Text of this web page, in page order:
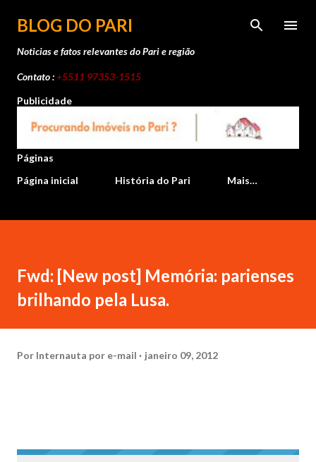
Pular para o conteúdo principal
BLOG DO PARI
Noticias e fatos relevantes do Pari e região
Contato :+5511 97353-1515
Publicidade
Páginas
Página inicial
História do Pari Mais…
Fwd: [New post] Memória: parienses
brilhando pela Lusa.
Por Internauta por e-mail janeiro 09, 2012